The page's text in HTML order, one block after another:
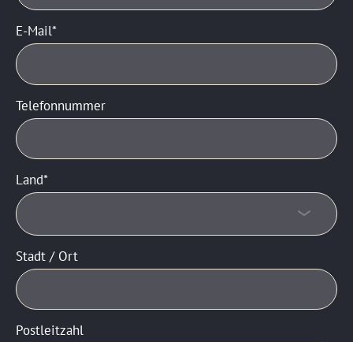
E-Mail
Telefonnummer
Land
Stadt / Ort
Postleitzahl